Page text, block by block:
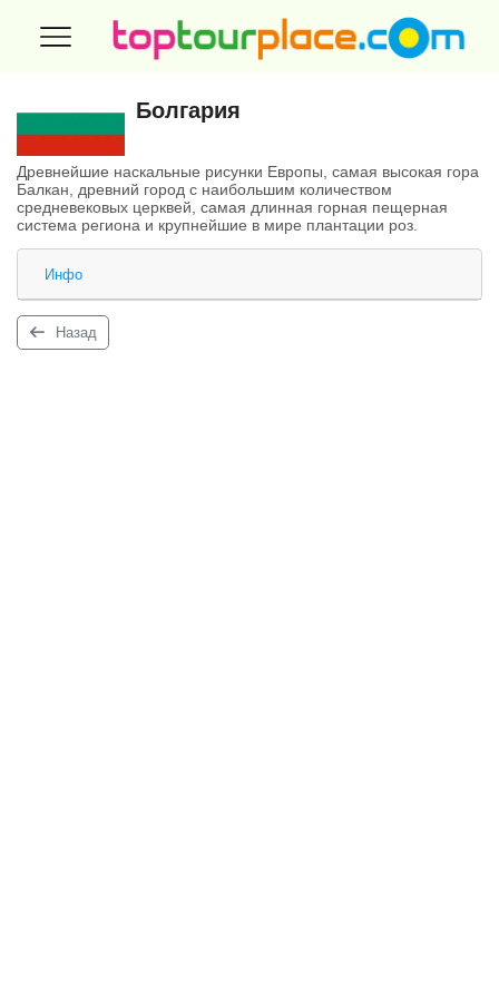
Болгария
Древнейшие наскальные рисунки Европы, самая высокая гора
Балкан, древний город с наибольшим количеством
средневековых церквей, самая длинная горная пещерная
система региона и крупнейшие в мире плантации роз.
Инфо
Назад